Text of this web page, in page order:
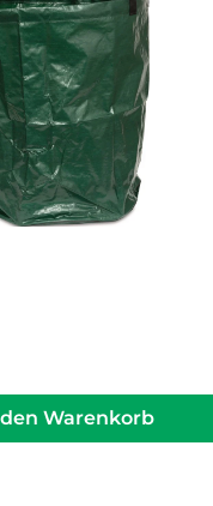
Warenkorb